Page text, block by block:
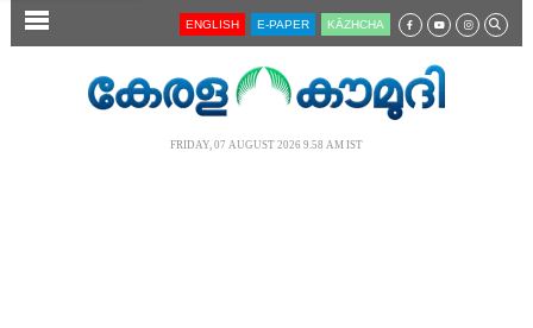
SECTIONS ENGLISH E-PAPER KĀZHCHA
FRIDAY, 07 AUGUST 2026 9.58 AM IST